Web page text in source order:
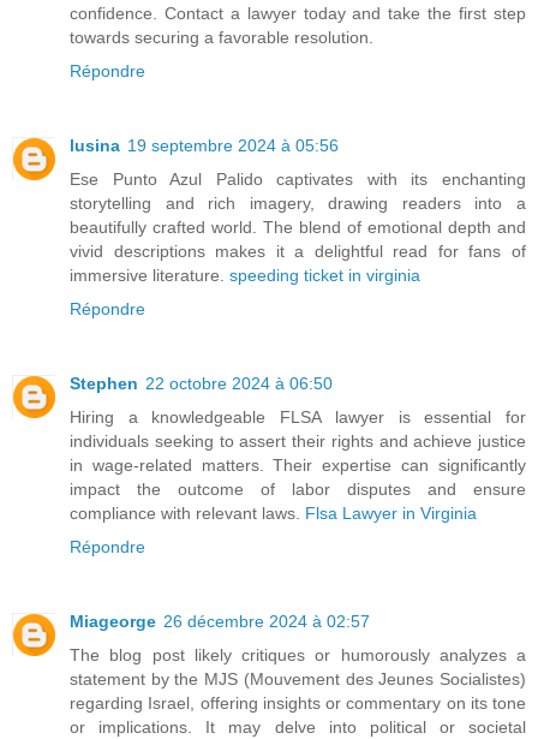
confidence. Contact a lawyer today and take the first step
towards securing a favorable resolution.
Répondre
lusina 19 septembre 2024 à 05:56
Ese Punto Azul Palido captivates with its enchanting
storytelling and rich imagery, drawing readers into a
beautifully crafted world. The blend of emotional depth and
vivid descriptions makes it a delightful read for fans of
immersive literature. speeding ticket in virginia
Répondre
Stephen 22 octobre 2024 à 06:50
Hiring a knowledgeable FLSA lawyer is essential for
individuals seeking to assert their rights and achieve justice
in wage-related matters. Their expertise can significantly
impact the outcome of labor disputes and ensure
compliance with relevant laws. Flsa Lawyer in Virginia
Répondre
Miageorge 26 décembre 2024 à 02:57
The blog post likely critiques or humorously analyzes a
statement by the MJS (Mouvement des Jeunes Socialistes)
regarding Israel, offering insights or commentary on its tone
or implications. It may delve into political or societal